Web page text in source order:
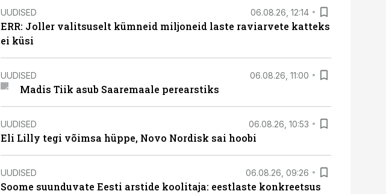
UUDISED 06.08.26, 12:14
ERR: Joller valitsuselt kümneid miljoneid laste raviarvete katteks
ei küsi
UUDISED 06.08.26, 11:00
Madis Tiik asub Saaremaale perearstiks
UUDISED 06.08.26, 10:53
Eli Lilly tegi võimsa hüppe, Novo Nordisk sai hoobi
UUDISED 06.08.26, 09:26
Soome suunduvate Eesti arstide koolitaja: eestlaste konkreetsus